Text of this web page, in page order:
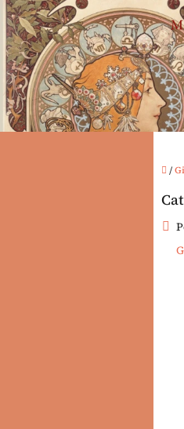
Skip
to
content
/
Skip